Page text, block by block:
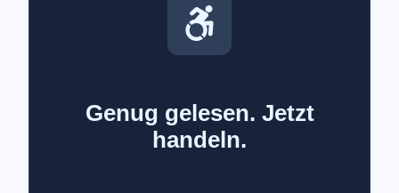
Genug gelesen. Jetzt
handeln.